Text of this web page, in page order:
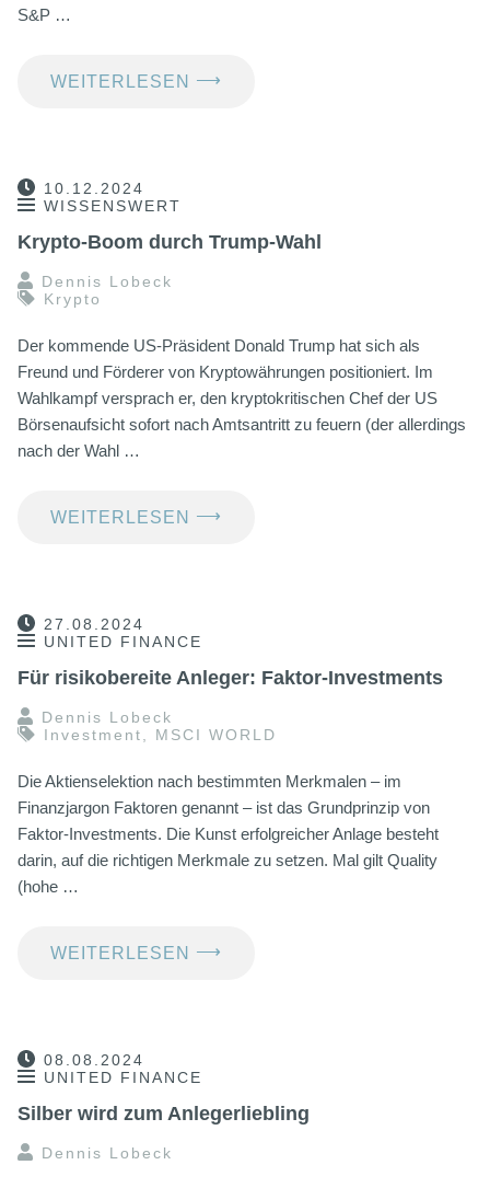
S&P …
WEITERLESEN ⟶
10.12.2024
WISSENSWERT
Krypto-Boom durch Trump-Wahl
Dennis Lobeck
Krypto
Der kommende US-Präsident Donald Trump hat sich als
Freund und Förderer von Kryptowährungen positioniert. Im
Wahlkampf versprach er, den kryptokritischen Chef der US
Börsenaufsicht sofort nach Amtsantritt zu feuern (der allerdings
nach der Wahl …
WEITERLESEN ⟶
27.08.2024
UNITED FINANCE
Für risikobereite Anleger: Faktor-Investments
Dennis Lobeck
Investment
MSCI WORLD
Die Aktienselektion nach bestimmten Merkmalen – im
Finanzjargon Faktoren genannt – ist das Grundprinzip von
Faktor-Investments. Die Kunst erfolgreicher Anlage besteht
darin, auf die richtigen Merkmale zu setzen. Mal gilt Quality
(hohe …
WEITERLESEN ⟶
08.08.2024
UNITED FINANCE
Silber wird zum Anlegerliebling
Dennis Lobeck